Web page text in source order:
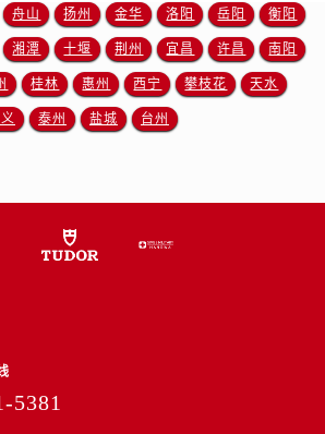
江苏省泰州市海陵区永定东路399号置地商务中心东塔（华润万象城）17层1706室帝舵售后服务中心（需提前预约）
江苏省徐州市鼓楼区淮海东路29号苏宁广场IFC国际金融中心35层3508室帝舵售后服务中心（需提前预约）
江苏省盐城市盐都区世纪大道5号盐城金融城写字楼1号楼16层1604室帝舵售后服务中心（需提前预约）
舟山 扬州 金华 洛阳 岳阳 衡阳
湘潭 十堰 荆州 宜昌 许昌 南阳
桂林 惠州 西宁 攀枝花 天水
泰州 盐城 台州
5381